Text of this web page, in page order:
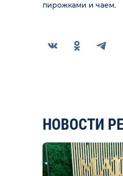
пирожками и чаем.
НОВОСТИ